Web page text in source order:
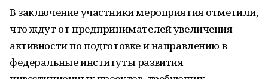
В заключение участники мероприятия отметили,
что ждут от предпринимателей увеличения
активности по подготовке и направлению в
федеральные институты развития